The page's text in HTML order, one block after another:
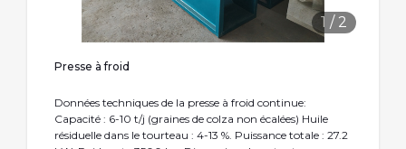
1 / 2
Presse à froid
Données techniques de la presse à froid continue:
Capacité : 6-10 t/j (graines de colza non écalées) Huile
résiduelle dans le tourteau : 4-13 %. Puissance totale : 27.2